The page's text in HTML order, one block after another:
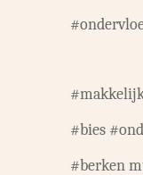
#bies
#berken